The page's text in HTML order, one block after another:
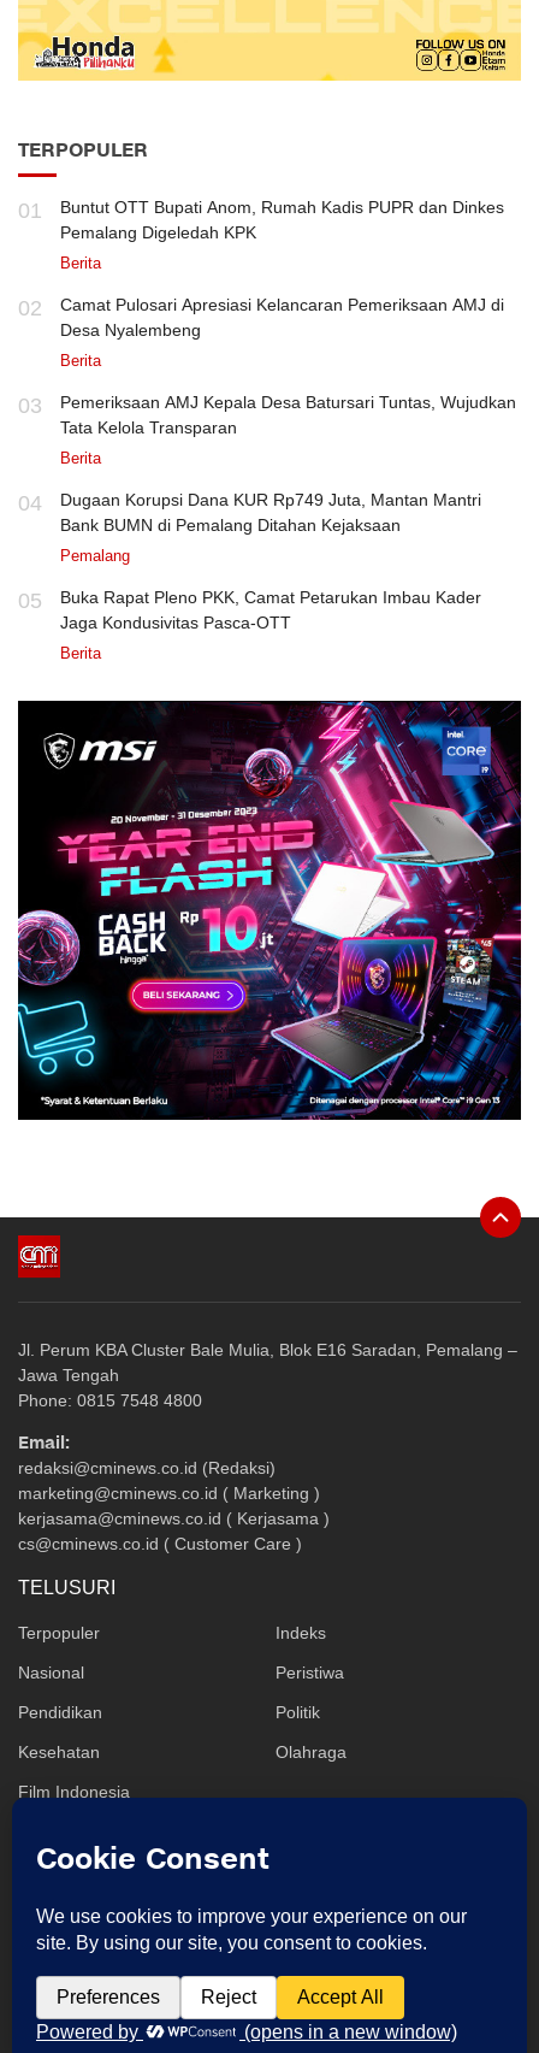
TERPOPULER
01
Buntut OTT Bupati Anom, Rumah Kadis PUPR dan Dinkes
Pemalang Digeledah KPK
Berita
02
Camat Pulosari Apresiasi Kelancaran Pemeriksaan AMJ di
Desa Nyalembeng
Berita
03
Pemeriksaan AMJ Kepala Desa Batursari Tuntas, Wujudkan
Tata Kelola Transparan
Berita
04
Dugaan Korupsi Dana KUR Rp749 Juta, Mantan Mantri
Bank BUMN di Pemalang Ditahan Kejaksaan
Pemalang
05
Buka Rapat Pleno PKK, Camat Petarukan Imbau Kader
Jaga Kondusivitas Pasca-OTT
Berita
Jl. Perum KBA Cluster Bale Mulia, Blok E16 Saradan, Pemalang –
Jawa Tengah
Phone: 0815 7548 4800
Email:
redaksi@cminews.co.id (Redaksi)
marketing@cminews.co.id ( Marketing )
kerjasama@cminews.co.id ( Kerjasama )
cs@cminews.co.id ( Customer Care )
TELUSURI
Terpopuler Indeks
Nasional Peristiwa
Pendidikan Politik
Kesehatan Olahraga
Film Indonesia
Redaksi Tentang Kami Kode Etik Privacy Policy
Disclaimer
Pedoman Media Siber
Hak jawab & Koreksi
Copyright © CMI News | Parts of : CMINews.co.id. All rights reserved 2024 |
PT. Center Media Independent